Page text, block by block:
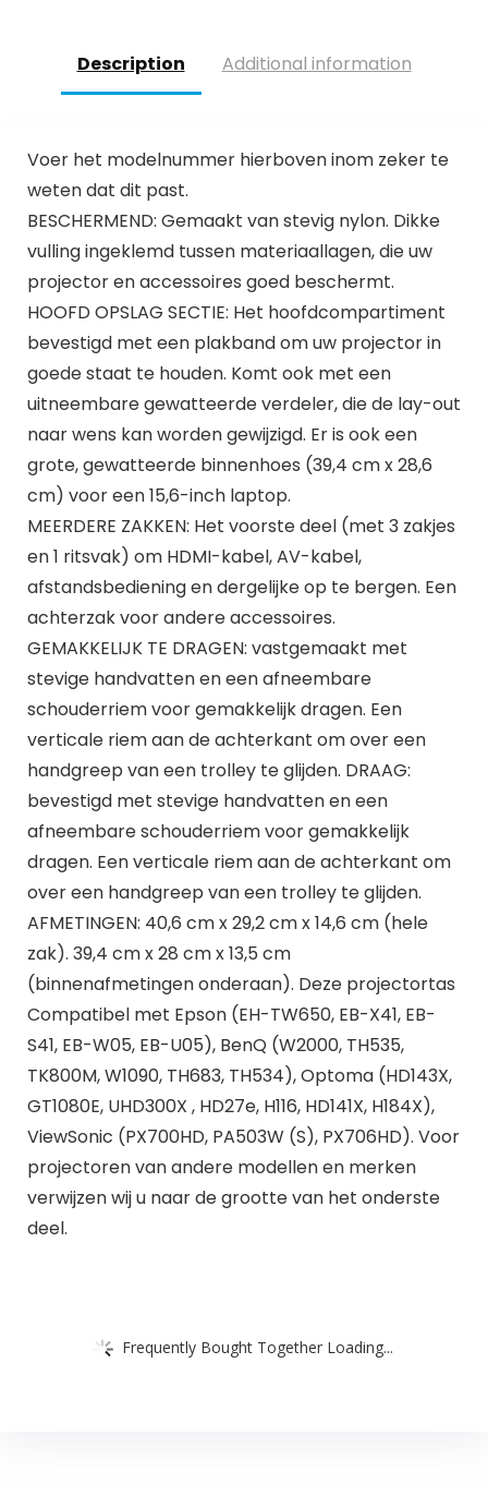
iOS, Android, TV
Stick, PS4, X-Box,
Laptop,
Description Additional information
Voer het modelnummer hierboven inom zeker te
weten dat dit past.
BESCHERMEND: Gemaakt van stevig nylon. Dikke
vulling ingeklemd tussen materiaallagen, die uw
projector en accessoires goed beschermt.
HOOFD OPSLAG SECTIE: Het hoofdcompartiment
bevestigd met een plakband om uw projector in
goede staat te houden. Komt ook met een
uitneembare gewatteerde verdeler, die de lay-out
naar wens kan worden gewijzigd. Er is ook een
grote, gewatteerde binnenhoes (39,4 cm x 28,6
cm) voor een 15,6-inch laptop.
MEERDERE ZAKKEN: Het voorste deel (met 3 zakjes
en 1 ritsvak) om HDMI-kabel, AV-kabel,
afstandsbediening en dergelijke op te bergen. Een
achterzak voor andere accessoires.
GEMAKKELIJK TE DRAGEN: vastgemaakt met
stevige handvatten en een afneembare
schouderriem voor gemakkelijk dragen. Een
verticale riem aan de achterkant om over een
handgreep van een trolley te glijden. DRAAG:
bevestigd met stevige handvatten en een
afneembare schouderriem voor gemakkelijk
dragen. Een verticale riem aan de achterkant om
over een handgreep van een trolley te glijden.
AFMETINGEN: 40,6 cm x 29,2 cm x 14,6 cm (hele
zak). 39,4 cm x 28 cm x 13,5 cm
(binnenafmetingen onderaan). Deze projectortas
Compatibel met Epson (EH-TW650, EB-X41, EB-
S41, EB-W05, EB-U05), BenQ (W2000, TH535,
TK800M, W1090, TH683, TH534), Optoma (HD143X,
GT1080E, UHD300X , HD27e, H116, HD141X, H184X),
ViewSonic (PX700HD, PA503W (S), PX706HD). Voor
projectoren van andere modellen en merken
verwijzen wij u naar de grootte van het onderste
deel.
Frequently Bought Together Loading...